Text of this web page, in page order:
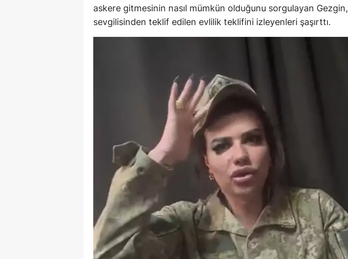
askere gitmesinin nasıl mümkün olduğunu sorgulayan Gezgin,
sevgilisinden teklif edilen evlilik teklifini izleyenleri şaşırttı.